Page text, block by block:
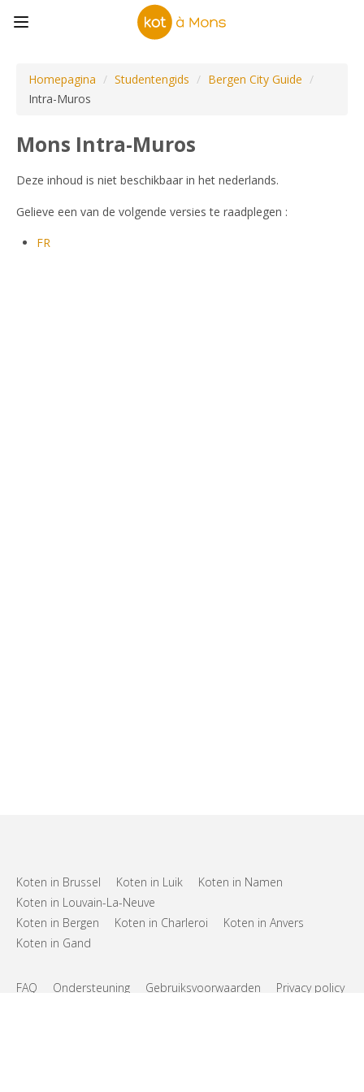
Homepagina / Studentengids / Bergen City Guide /
Intra-Muros
Mons Intra-Muros
Deze inhoud is niet beschikbaar in het nederlands.
Gelieve een van de volgende versies te raadplegen :
FR
Koten in Brussel Koten in Luik
Koten in Namen
Koten in Louvain-La-Neuve
Koten in Bergen
Koten in Charleroi
Koten in Anvers
Koten in Gand
FAQ Ondersteuning Gebruiksvoorwaarden Privacy policy